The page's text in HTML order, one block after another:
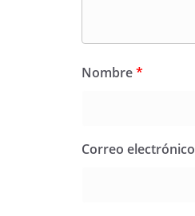
Nombre*
Correo electrónico